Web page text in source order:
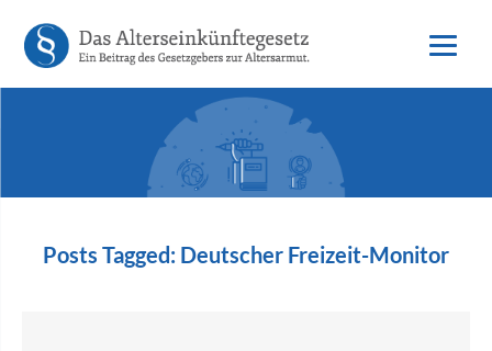
Posts Tagged: Deutscher Freizeit-Monitor